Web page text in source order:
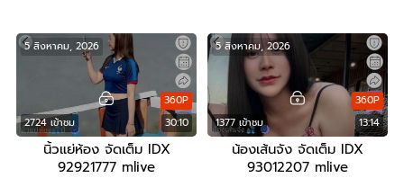
2724 เข้าชม 30:10
360P
5 สิงหาคม, 2026
นิ้วแย่ห้อง จัดเต็ม IDX
92921777 mlive
1377 เข้าชม 13:14
360P
5 สิงหาคม, 2026
น้องเส้นจัง จัดเต็ม IDX
93012207 mlive